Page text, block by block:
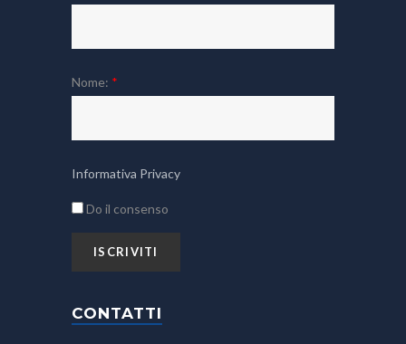
Nome: *
Informativa Privacy
Do il consenso
CONTATTI